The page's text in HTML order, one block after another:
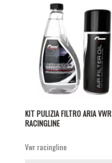
KIT PULIZIA FILTRO ARIA VWR
RACINGLINE
vwr racingline